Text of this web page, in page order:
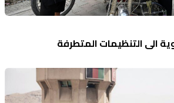
الى التنظيمات المتطرفة